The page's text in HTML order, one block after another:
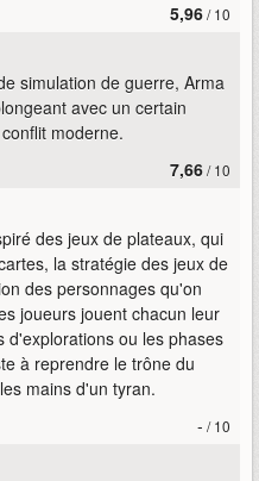
5,96/ 10
simulation de guerre, Arma
avec un certain
moderne.
7,66/ 10
des jeux de plateaux, qui
la stratégie des jeux de
des personnages qu'on
joueurs jouent chacun leur
ou les phases
à reprendre le trône du
mains d'un tyran.
- / 10